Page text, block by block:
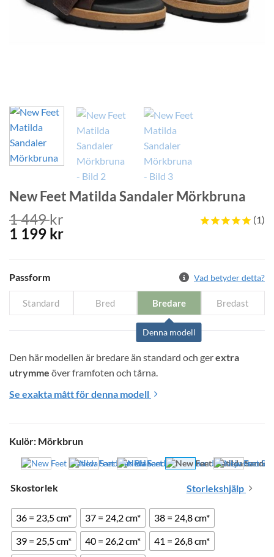
New Feet Matilda Sandaler Mörkbruna
1
1 449kr
Det
priset
var:
1
449 kr.
1 199 krDet
priset
1
199 kr.
Passform Vad betyder detta?
Standard Bred Bredare
Denna modell
Bredast
Den här modellen är bredare än standard och ger extra
utrymme över framfoten och tårna.
Se exakta mått för denna modell
Kulör: Mörkbrun
Skostorlek Storlekshjälp
36 = 23,5 cm* 37 = 24,2 cm*
38 = 24,8 cm*
39 = 25,5 cm*
40 = 26,2 cm*
41 = 26,8 cm*